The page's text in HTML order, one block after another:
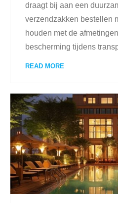
draagt bij aan een
verzendzakken bestellen
houden met de
bescherming tijdens
READ MORE